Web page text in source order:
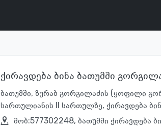
ქირავდება ბინა ბათუმში
ბათუმში, ზურაბ გორგილაძის (ყოფილი
სართულიანის II სართულზე, ქირავდება
მობ:577302248, ბათუმში ქირავდება